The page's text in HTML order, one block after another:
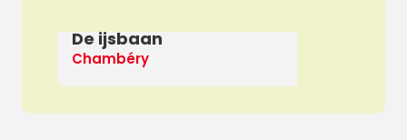
De ijsbaan
Chambéry